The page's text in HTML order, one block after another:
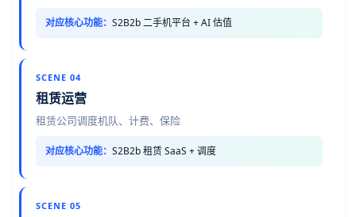
对应核心功能： S2B2b 二手机平台 + AI 估值
SCENE 04
租赁运营
租赁公司调度机队、计费、保险
对应核心功能： S2B2b 租赁 SaaS + 调度
SCENE 05